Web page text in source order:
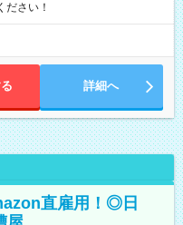
さい！
詳細へ
直雇用！◎日